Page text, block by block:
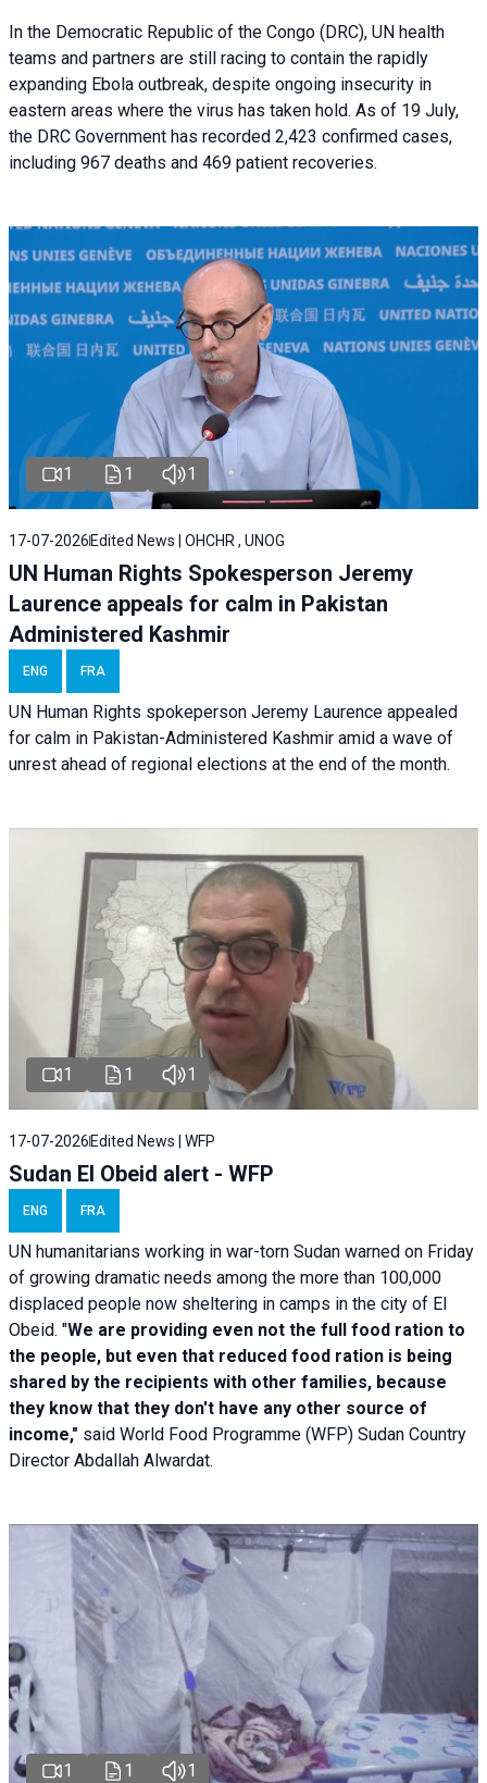
In the Democratic Republic of the Congo (DRC), UN health
teams and partners are still racing to contain the rapidly
expanding Ebola outbreak, despite ongoing insecurity in
eastern areas where the virus has taken hold. As of 19 July,
the DRC Government has recorded 2,423 confirmed cases,
including 967 deaths and 469 patient recoveries.
1 1 1
17-07-2026 Edited News | OHCHR , UNOG
UN Human Rights Spokesperson Jeremy
Laurence appeals for calm in Pakistan
Administered Kashmir
ENG FRA
UN Human Rights spokeperson Jeremy Laurence appealed
for calm in Pakistan-Administered Kashmir amid a wave of
unrest ahead of regional elections at the end of the month.
1 1 1
17-07-2026 Edited News | WFP
Sudan El Obeid alert - WFP
ENG FRA
UN humanitarians working in war-torn Sudan warned on Friday
of growing dramatic needs among the more than 100,000
displaced people now sheltering in camps in the city of El
Obeid. "We are providing even not the full food ration to
the people, but even that reduced food ration is being
shared by the recipients with other families, because
they know that they don't have any other source of
income," said World Food Programme (WFP) Sudan Country
Director Abdallah Alwardat.
1 1 1